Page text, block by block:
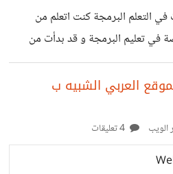
في التعلم البرمجة كنت اتعلم من
في تعليم البرمجة و قد بدأت من
كل ما أشاهده و لكني مع الوقت
من مشاهدتي لهذه الدروس رغم اني
أكواد و احاول فهمه و هذا ما جعلني
ان البرمجة للعباقرة و ليس
ان تركت كل شيء
العربي الشبيه ب
الويب